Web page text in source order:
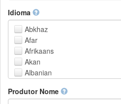
istc
lissn
lsid
pmid
purl
upc
url
urn
DASH-NRS
Idioma
Abkhaz
Afar
Afrikaans
Akan
Albanian
Arabic
Produtor Nome